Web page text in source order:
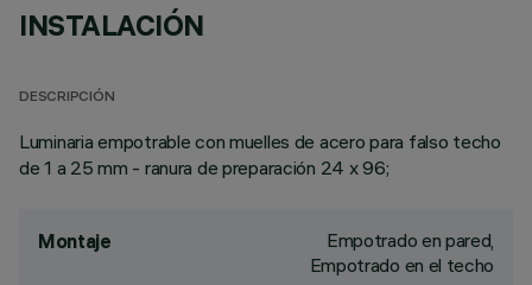
INSTALACIÓN
DESCRIPCIÓN
Luminaria empotrable con muelles de acero para falso techo
de 1 a 25 mm - ranura de preparación 24 x 96;
Montaje
Empotrado en pared,
Empotrado en el techo